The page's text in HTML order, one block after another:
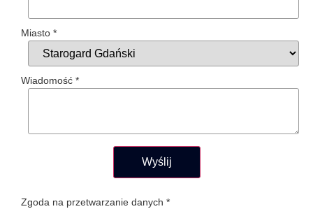
Miasto *
Wiadomość *
Wyślij
Zgoda na przetwarzanie danych *